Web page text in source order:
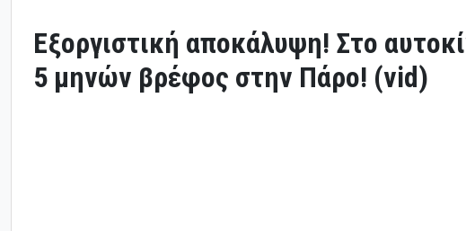
Εξοργιστική αποκάλυψη! Στο
5 μηνών βρέφος στην Πάρο! (vid)